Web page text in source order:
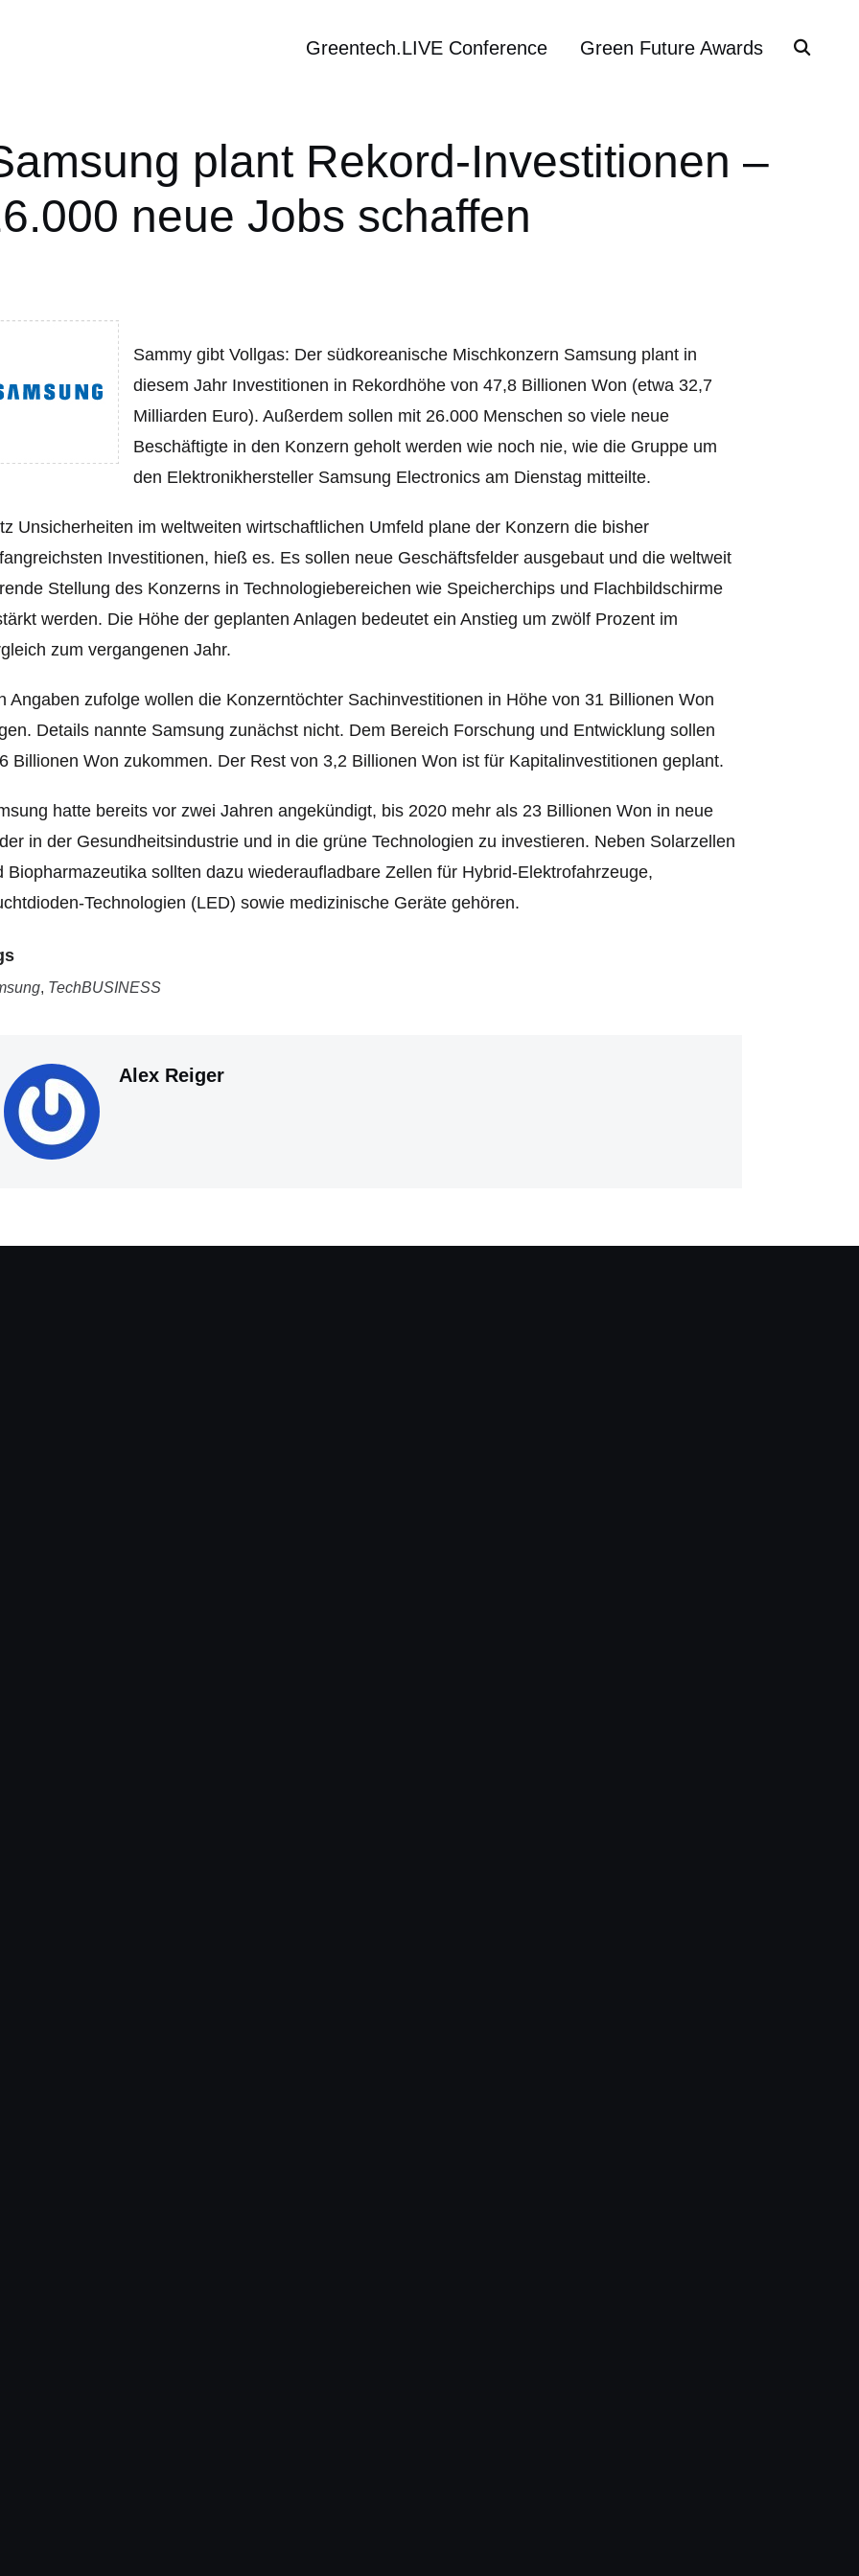
Greentech.LIVE Conference Green Future Awards
plant Rekord-Investitionen –
neue Jobs schaffen
Sammy gibt Vollgas: Der südkoreanische Mischkonzern Samsung plant in
diesem Jahr Investitionen in Rekordhöhe von 47,8 Billionen Won (etwa 32,7
Milliarden Euro). Außerdem sollen mit 26.000 Menschen so viele neue
Beschäftigte in den Konzern geholt werden wie noch nie, wie die Gruppe um
den Elektronikhersteller Samsung Electronics am Dienstag mitteilte.
Unsicherheiten im weltweiten wirtschaftlichen Umfeld plane der Konzern die bisher
Investitionen, hieß es. Es sollen neue Geschäftsfelder ausgebaut und die weltweit
Stellung des Konzerns in Technologiebereichen wie Speicherchips und Flachbildschirme
werden. Die Höhe der geplanten Anlagen bedeutet ein Anstieg um zwölf Prozent im
zum vergangenen Jahr.
Angaben zufolge wollen die Konzerntöchter Sachinvestitionen in Höhe von 31 Billionen Won
Details nannte Samsung zunächst nicht. Dem Bereich Forschung und Entwicklung sollen
Bi llionen Won zukommen. Der Rest von 3,2 Billionen Won ist für Kapitalinvestitionen geplant.
hatte bereits vor zwei Jahren angekündigt, bis 2020 mehr als 23 Billionen Won in neue
in der Gesundheitsindustrie und in die grüne Technologien zu investieren. Neben Solarzellen
Biopharmazeutika sollten dazu wiederaufladbare Zellen für Hybrid-Elektrofahrzeuge,
Technologien (LED) sowie medizinische Geräte gehören.
, TechBUSINESS
Alex Reiger